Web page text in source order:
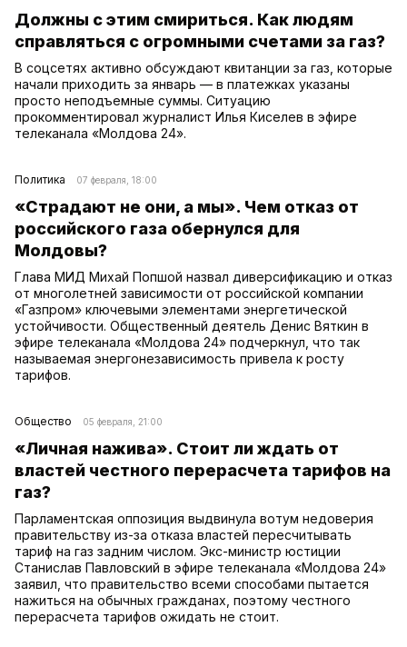
Должны с этим смириться. Как людям
справляться с огромными счетами за газ?
В соцсетях активно обсуждают квитанции за газ, которые
начали приходить за январь — в платежках указаны
просто неподъемные суммы. Ситуацию
прокомментировал журналист Илья Киселев в эфире
телеканала «Молдова 24».
Политика 07 февраля, 18:00
«Страдают не они, а мы». Чем отказ от
российского газа обернулся для
Молдовы?
Глава МИД Михай Попшой назвал диверсификацию и отказ
от многолетней зависимости от российской компании
«Газпром» ключевыми элементами энергетической
устойчивости. Общественный деятель Денис Вяткин в
эфире телеканала «Молдова 24» подчеркнул, что так
называемая энергонезависимость привела к росту
тарифов.
Общество 05 февраля, 21:00
«Личная нажива». Стоит ли ждать от
властей честного перерасчета тарифов на
газ?
Парламентская оппозиция выдвинула вотум недоверия
правительству из-за отказа властей пересчитывать
тариф на газ задним числом. Экс-министр юстиции
Станислав Павловский в эфире телеканала «Молдова 24»
заявил, что правительство всеми способами пытается
нажиться на обычных гражданах, поэтому честного
перерасчета тарифов ожидать не стоит.